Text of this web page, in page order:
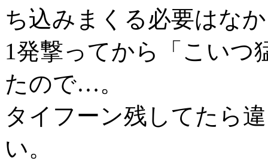
ち込みまくる必要はな
1発撃ってから「こいつ
たので…。
タイフーン残してたら
い。